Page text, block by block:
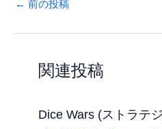
← 前の投稿
関連投稿
Dice Wars (ストラテ